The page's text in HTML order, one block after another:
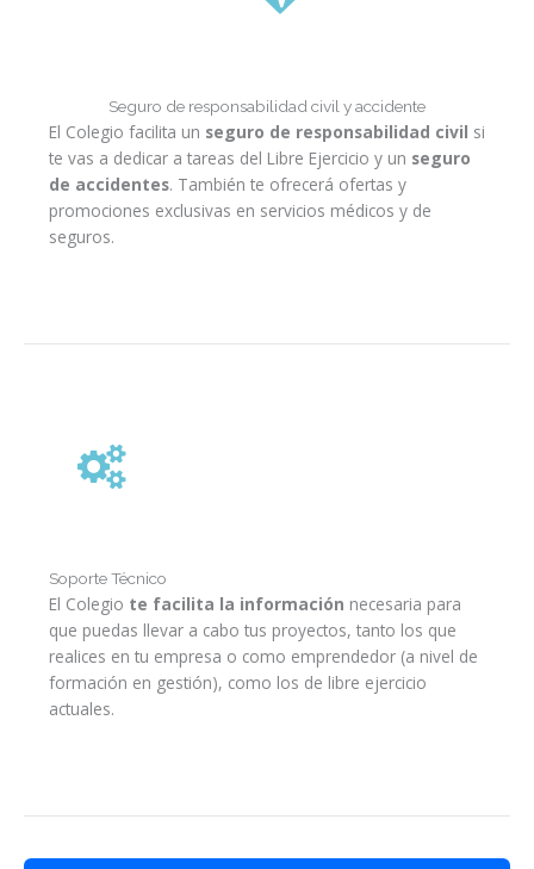
Seguro de responsabilidad civil y accidente
El Colegio facilita un seguro de responsabilidad civil si
te vas a dedicar a tareas del Libre Ejercicio y un seguro
de accidentes. También te ofrecerá ofertas y
promociones exclusivas en servicios médicos y de
seguros.
Soporte Técnico
El Colegio te facilita la información necesaria para
que puedas llevar a cabo tus proyectos, tanto los que
realices en tu empresa o como emprendedor (a nivel de
formación en gestión), como los de libre ejercicio
actuales.